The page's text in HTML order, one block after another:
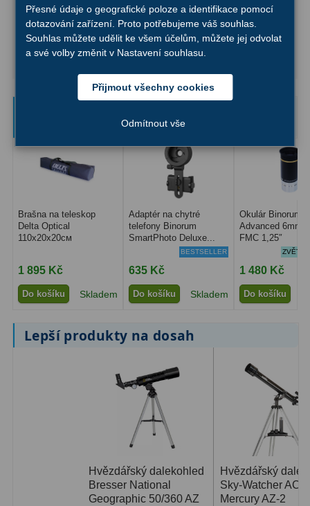
+Měsíční filtr Binorum Moon 1,25″
Premium
480 Kč
Ubrousek na optiku Binorum
95 Kč
Brašna na teleskop
Delta Optical
110x20x20см
1 895 Kč
Do košíku Skladem
Adaptér na chytré
telefony Binorum
SmartPhoto Deluxe...
BESTSELLER
635 Kč
Do košíku Skladem
Okulár Binorum
Advanced 6mm
FMC 1,25″
1 480 Kč
Do košíku
Lepší produkty na dosah
Hvězdářský dalekohled
Bresser National
Geographic 50/360 AZ
Hvězdářský
Sky-Watcher AC
Mercury AZ-2
Přesné údaje o geografické poloze a identifikace pomocí
dotazování zařízení. Proto potřebujeme váš souhlas.
Souhlas můžete udělit ke všem účelům, můžete jej odvolat
a své volby změnit v Nastavení souhlasu.
Přijmout všechny cookies
Odmítnout vše